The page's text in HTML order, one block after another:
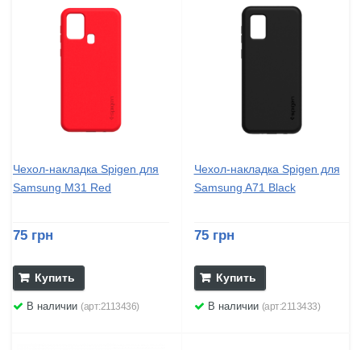
Чехол-накладка Spigen для
Samsung M31 Red
75 грн
Купить
В наличии (арт:2113436)
Чехол-накладка Spigen для
Samsung A71 Black
75 грн
Купить
В наличии (арт:2113433)